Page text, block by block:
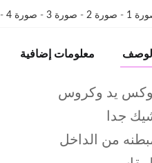
1
- صورة 2 - صورة 3 - صورة 4 -
الوصف معلومات إضافية
يد وكروس
جدا
من الداخل